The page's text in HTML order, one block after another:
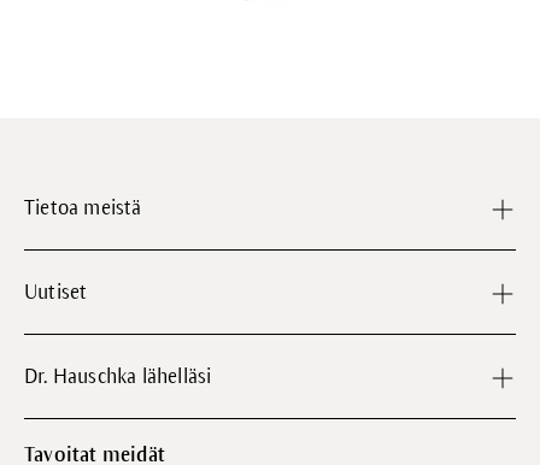
Tietoa meistä
Uutiset
Dr. Hauschka lähelläsi
Tavoitat meidät